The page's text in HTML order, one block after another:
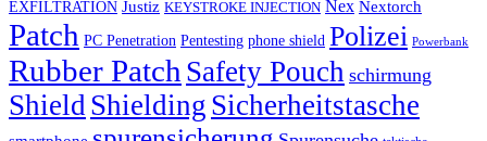
EXFILTRATION Justiz KEYSTROKE INJECTION Nex Nextorch
Patch PC Penetration Pentesting phone shield Polizei Powerbank
Rubber Patch Safety Pouch schirmung
ShieldShielding Sicherheitstasche